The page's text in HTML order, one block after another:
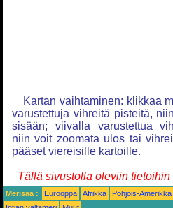
Kartan vaihtaminen: klikkaa
varustettuja vihreitä pisteitä,
sisään; viivalla varustettua
niin voit zoomata ulos tai
pääset viereisille kartoille.
Tällä sivustolla oleviin
Merisää : Eurooppa Afrikka Pohjois-Amerikka